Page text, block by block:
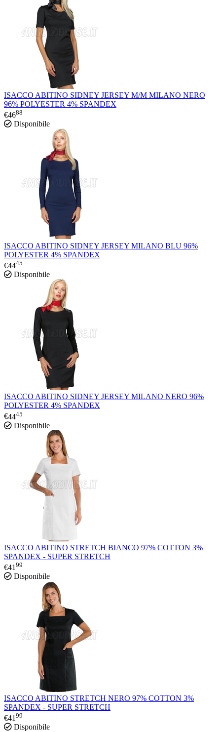
ISACCO ABITINO SIDNEY JERSEY M/M MILANO NERO
96% POLYESTER 4% SPANDEX
€4688
Disponibile
ISACCO ABITINO SIDNEY JERSEY MILANO BLU 96%
POLYESTER 4% SPANDEX
€4445
Disponibile
ISACCO ABITINO SIDNEY JERSEY MILANO NERO 96%
POLYESTER 4% SPANDEX
€4445
Disponibile
ISACCO ABITINO STRETCH BIANCO 97% COTTON 3%
SPANDEX - SUPER STRETCH
€41 99
Disponibile
ISACCO ABITINO STRETCH NERO 97% COTTON 3%
SPANDEX - SUPER STRETCH
€4199
Disponibile